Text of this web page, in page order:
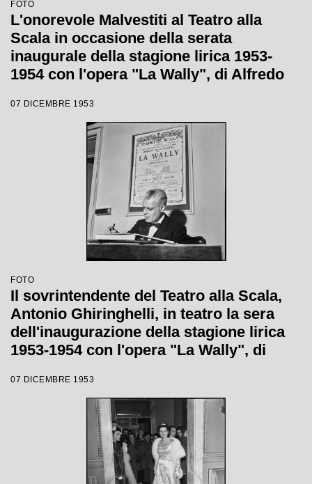
FOTO
L'onorevole Malvestiti al Teatro alla
Scala in occasione della serata
inaugurale della stagione lirica 1953-
1954 con l'opera "La Wally", di Alfredo
con la regia di Tatiana Pavlova
07 DICEMBRE 1953
FOTO
Il sovrintendente del Teatro alla Scala,
Antonio Ghiringhelli, in teatro la sera
dell'inaugurazione della stagione lirica
1953-1954 con l'opera "La Wally", di
Giulini, con la regia di Tatiana Pavlova;
alle sue spalle la locandina dell'opera.
07 DICEMBRE 1953